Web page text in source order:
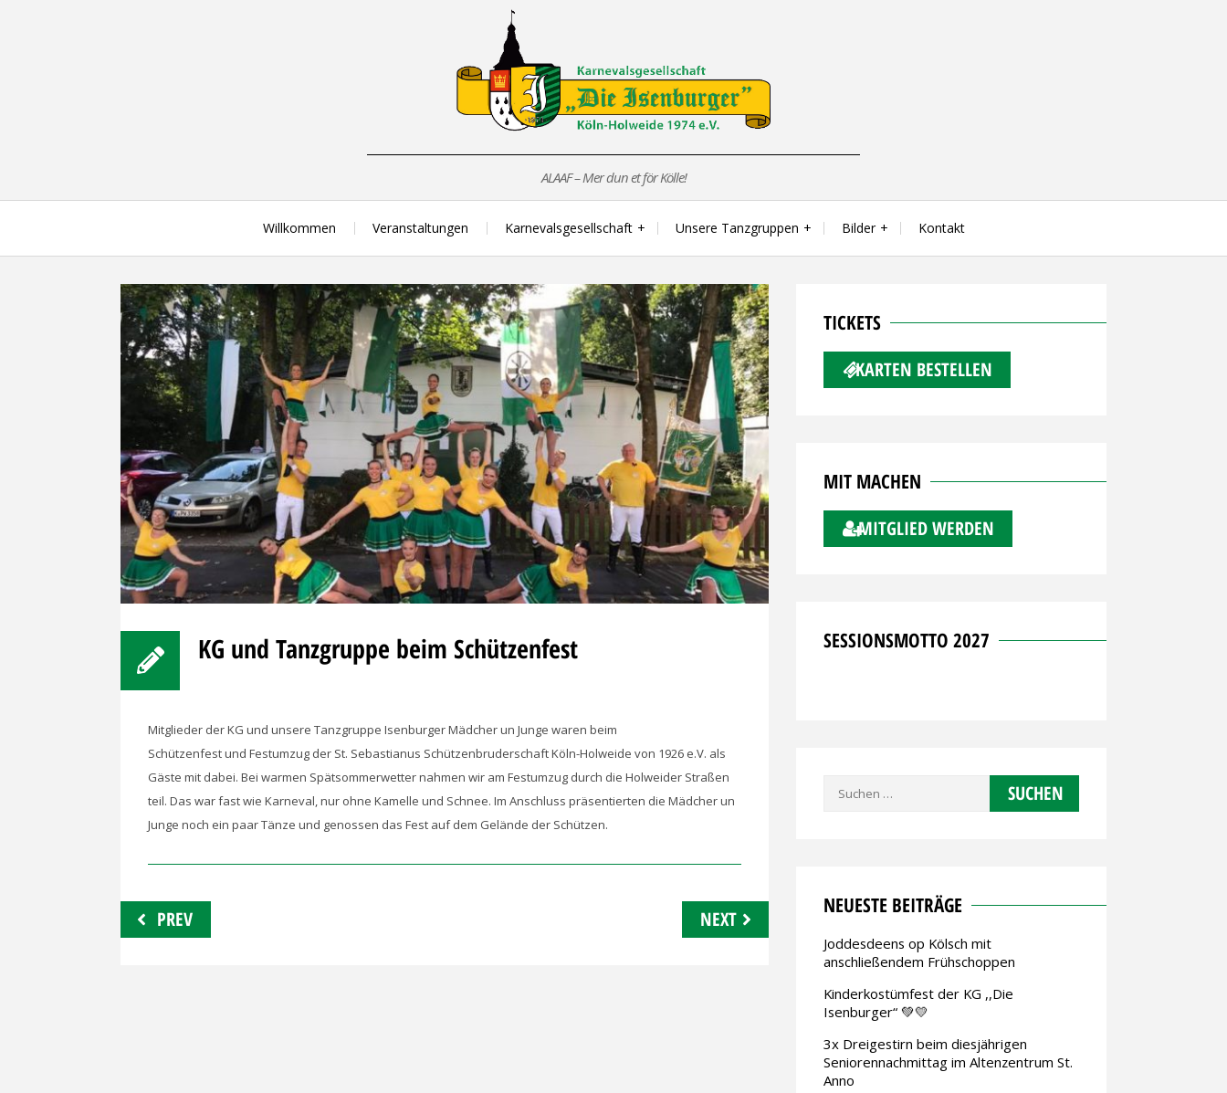
ALAAF – Mer dun et för Kölle!
Willkommen Veranstaltungen Karnevalsgesellschaft Unsere Tanzgruppen Bilder Kontakt
KG und Tanzgruppe beim Schützenfest
Mitglieder der KG und unsere Tanzgruppe Isenburger Mädcher un Junge waren beim
Schützenfest und Festumzug der St. Sebastianus Schützenbruderschaft Köln-Holweide von 1926 e.V. als
Gäste mit dabei. Bei warmen Spätsommerwetter nahmen wir am Festumzug durch die Holweider Straßen
teil. Das war fast wie Karneval, nur ohne Kamelle und Schnee. Im Anschluss präsentierten die Mädcher un
Junge noch ein paar Tänze und genossen das Fest auf dem Gelände der Schützen.
Beitragsnavigation
PREV NEXT
TICKETS
KARTEN BESTELLEN
MIT MACHEN
MITGLIED WERDEN
SESSIONSMOTTO 2027
Suchen
NEUESTE BEITRÄGE
Joddesdeens op Kölsch mit
anschließendem Frühschoppen
Kinderkostümfest der KG ,,Die
Isenburger“ 💚💛
3x Dreigestirn beim diesjährigen
Seniorennachmittag im Altenzentrum St.
Anno